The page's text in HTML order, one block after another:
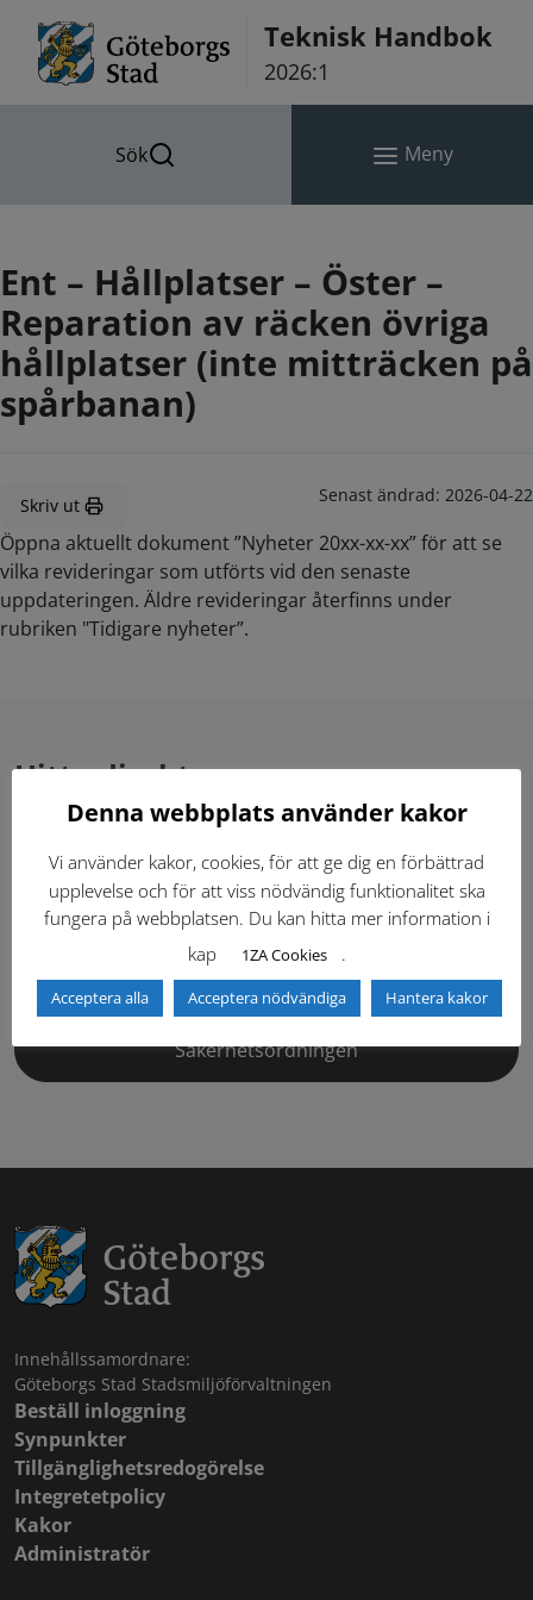
Teknisk Handbok
2026:1
Sök Meny
Ent – Hållplatser – Öster –
Reparation av räcken övriga
hållplatser (inte mitträcken på
spårbanan)
Skriv ut Senast ändrad: 2026-04-22
Öppna aktuellt dokument ”Nyheter 20xx-xx-xx” för att se
vilka revideringar som utförts vid den senaste
uppdateringen. Äldre revideringar återfinns under
rubriken "Tidigare nyheter”.
Hitta direkt
Gällande standardritningar (Dwg och pdf)
Dokumentbibliotek Kontaktlista
Tidigare versioner Nyheter
Säkerhetsordningen
Innehållssamordnare:
Göteborgs Stad Stadsmiljöförvaltningen
Beställ inloggning
Synpunkter
Tillgänglighetsredogörelse
Integretetpolicy
Kakor
Administratör
Denna webbplats använder kakor
Vi använder kakor, cookies, för att ge dig en förbättrad
upplevelse och för att viss nödvändig funktionalitet ska
fungera på webbplatsen. Du kan hitta mer information i
kap
1ZA Cookies .
Acceptera alla Acceptera nödvändiga Hantera kakor